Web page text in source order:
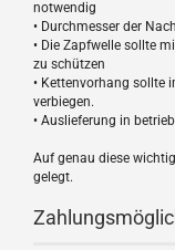
notwendig
• Durchmesser der
• Die Zapfwelle sollte
zu schützen
• Kettenvorhang sollte
verbiegen.
• Auslieferung in
Auf genau diese
gelegt.